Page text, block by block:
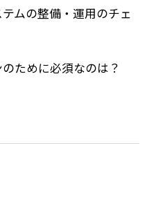
ムの整備・運用のチェ
ために必須なのは？